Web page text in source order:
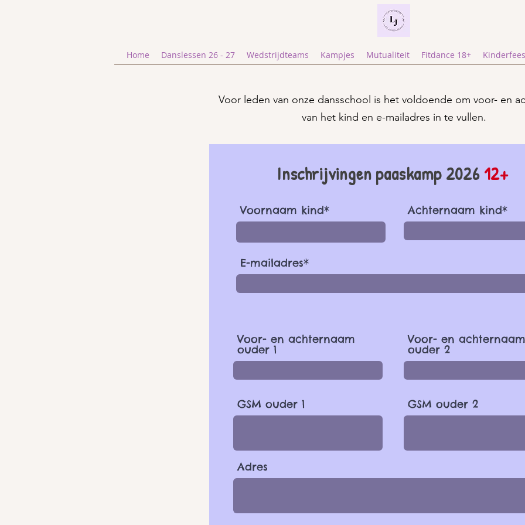
Home Danslessen 26 - 27 Wedstrijdteams Kampjes Mutualiteit Fitdance 18+
Voor leden van onze dansschool is het voldoende om voor- en
van het kind en e-mailadres in te vullen.
Inschrijvingen paaskamp 2026 12+
Voornaam kind* Achternaam kind*
E-mailadres*
Voor- en achternaam
ouder 1
Voor- en achternaam
ouder 2
GSM ouder 1 GSM ouder 2
Adres